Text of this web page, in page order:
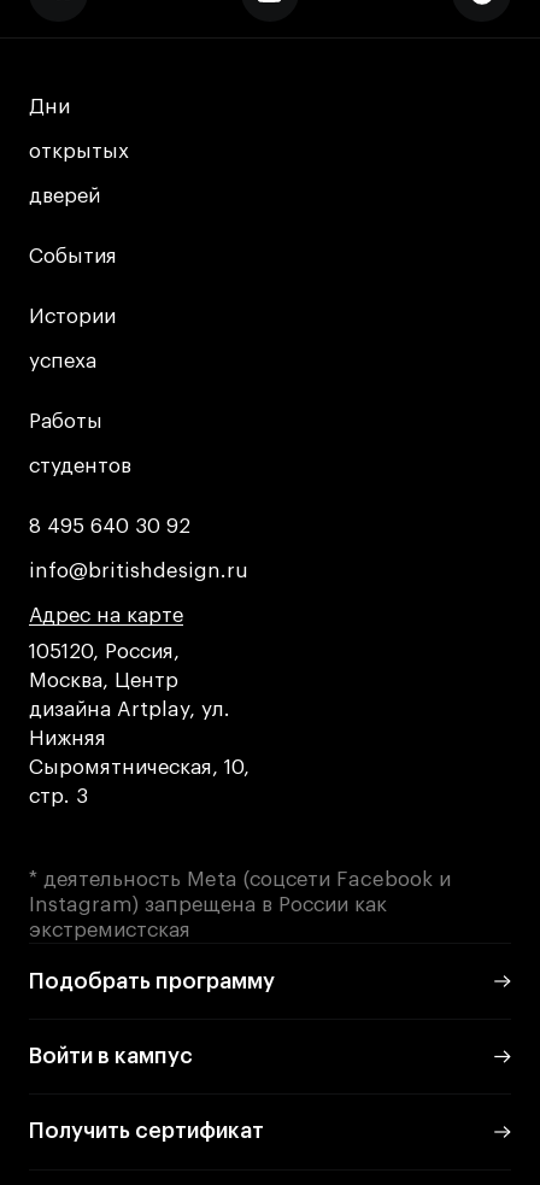
Дни
открытых
дверей
Дни
открытых
дверей
События
События
Истории
успеха
Истории
успеха
Работы
студентов
Работы
студентов
8 495 640 30 92
8 495 640 30 92
info@britishdesign.ru
info@britishdesign.ru
Адрес на карте
Адрес на карте
Адрес на карте
105120, Россия,
Москва, Центр
дизайна Artplay, ул.
Нижняя
Сыромятническая, 10,
стр. 3
* деятельность Meta (соцсети Facebook и
Instagram) запрещена в России как
экстремистская
Подобрать программу
Войти в кампус
Получить сертификат